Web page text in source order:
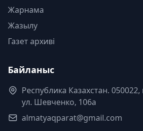
Жарнама
Жазылу
Газет архиві
Байланыс
Республика Казахстан.
ул. Шевченко, 106а
almatyaqparat@gmail.com